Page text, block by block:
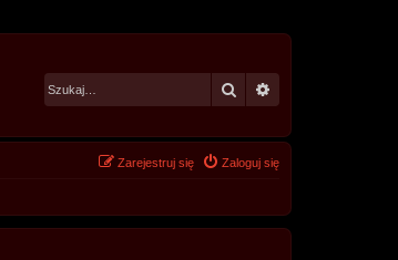
Szukaj
Zaloguj się
Zarejestruj się